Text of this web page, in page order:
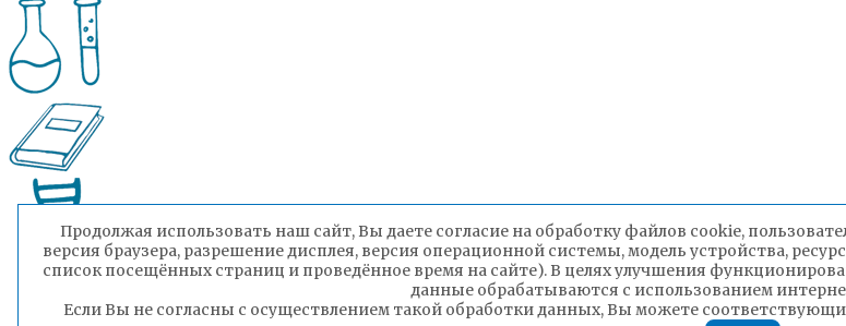
Продолжая использовать наш сайт, Вы даете согласие на обработку файлов cookie,
версия браузера, разрешение дисплея, версия операционной системы, модель устройства,
список посещённых страниц и проведённое время на сайте). В целях улучшения
данные обрабатываются с использованием
Если Вы не согласны с осуществлением такой обработки данных, Вы можете